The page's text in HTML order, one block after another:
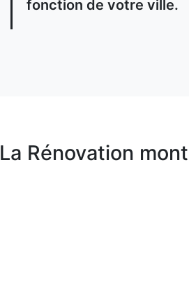
fonction de votre ville.
La Rénovation